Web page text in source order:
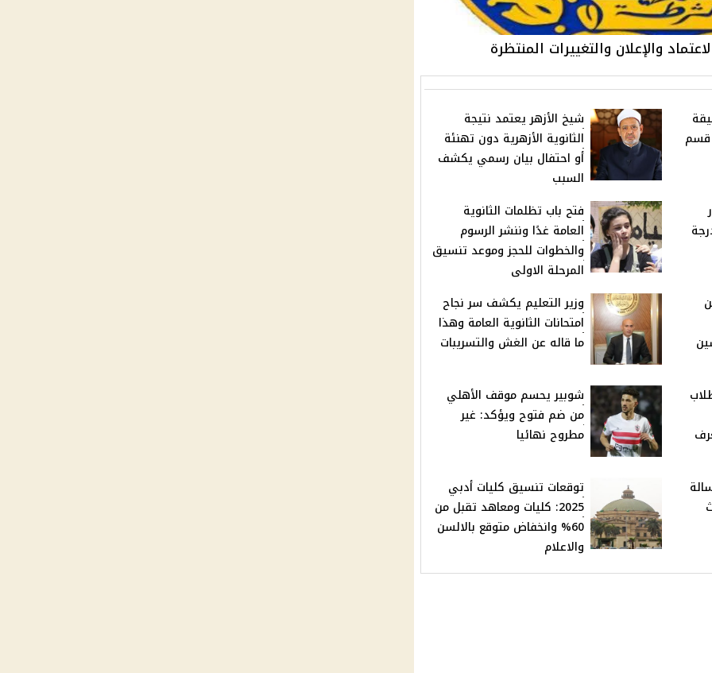
قسم
شيخ الأزهر يعتمد نتيجة
الثانوية الأزهرية دون تهنئة
أو احتفال بيان رسمي يكشف
السبب
فتح باب تظلمات الثانوية
العامة غدًا وننشر الرسوم
والخطوات للحجز وموعد تنسيق
المرحلة الاولى
وزير التعليم يكشف سر نجاح
امتحانات الثانوية العامة وهذا
ما قاله عن الغش والتسريبات
شوبير يحسم موقف الأهلي
من ضم فتوح ويؤكد: غير
مطروح نهائيا
توقعات تنسيق كليات أدبي
2025: كليات ومعاهد تقبل من
60% وانخفاض متوقع بالالسن
والاعلام